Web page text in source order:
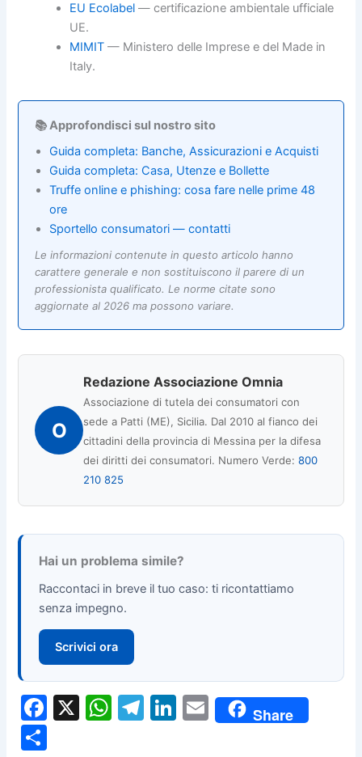
EU Ecolabel — certificazione ambientale ufficiale
UE.
MIMIT — Ministero delle Imprese e del Made in
Italy.
📚 Approfondisci sul nostro sito
Guida completa: Banche, Assicurazioni e Acquisti
Guida completa: Casa, Utenze e Bollette
Truffe online e phishing: cosa fare nelle prime 48
ore
Sportello consumatori — contatti
Le informazioni contenute in questo articolo hanno
carattere generale e non sostituiscono il parere di un
professionista qualificato. Le norme citate sono
aggiornate al 2026 ma possono variare.
O
Redazione Associazione Omnia
Associazione di tutela dei consumatori con
sede a Patti (ME), Sicilia. Dal 2010 al fianco dei
cittadini della provincia di Messina per la difesa
dei diritti dei consumatori. Numero Verde:800
210 825
Hai un problema simile?
Raccontaci in breve il tuo caso: ti ricontattiamo
senza impegno.
Scrivici ora
F
X
W T
Li E
m
Share